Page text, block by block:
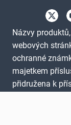
Názvy
webových
ochranné
majetkem
přidružena k